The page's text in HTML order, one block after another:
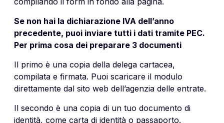
Se non hai la dichiarazione IVA dell’anno
precedente, puoi inviare tutti i dati tramite PEC.
Per prima cosa dei preparare 3 documenti
Il primo è una copia della delega cartacea,
compilata e firmata. Puoi scaricare il modulo
direttamente dal sito web dell’agenzia delle entrate.
Il secondo è una copia di un tuo documento di
identità, come carta di identità o passaporto.